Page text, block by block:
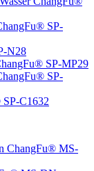
SP-
N28
SP-MP29
SP-
C1632
ChangFu® MS-